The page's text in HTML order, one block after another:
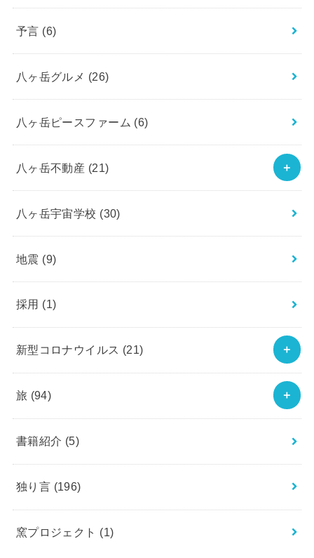
予言 (6)
八ヶ岳グルメ (26)
八ヶ岳ピースファーム (6)
八ヶ岳不動産 (21)
八ヶ岳宇宙学校 (30)
地震 (9)
採用 (1)
新型コロナウイルス (21)
旅 (94)
書籍紹介 (5)
独り言 (196)
窯プロジェクト (1)